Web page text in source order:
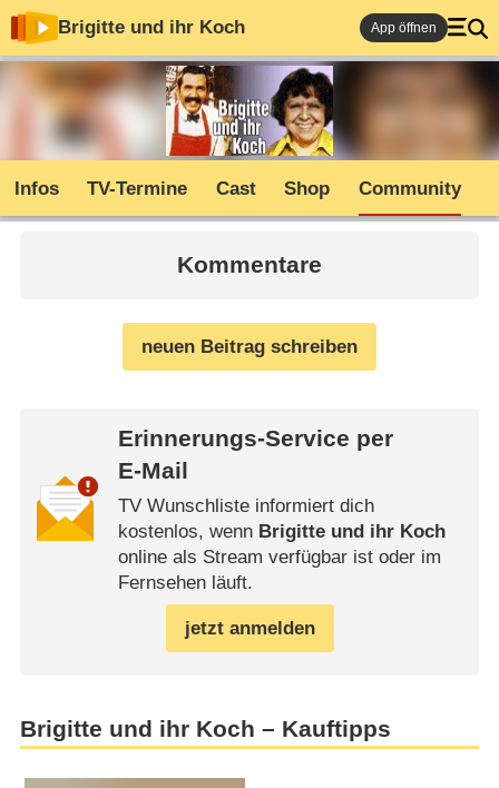
Brigitte und ihr Koch App öffnen
Infos TV-Termine Cast Shop Community
Kommentare
neuen Beitrag schreiben
Erinnerungs-Service per
E-Mail
TV Wunschliste informiert dich
kostenlos, wenn Brigitte und ihr Koch
online als Stream verfügbar ist oder im
Fernsehen läuft.
jetzt anmelden
Brigitte und ihr Koch – Kauftipps